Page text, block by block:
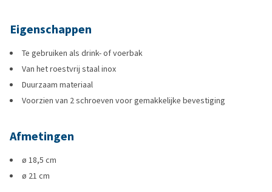
Eigenschappen
Te gebruiken als drink- of voerbak
Van het roestvrij staal inox
Duurzaam materiaal
Voorzien van 2 schroeven voor gemakkelijke bevestiging
Afmetingen
ø 18,5 cm
ø 21 cm